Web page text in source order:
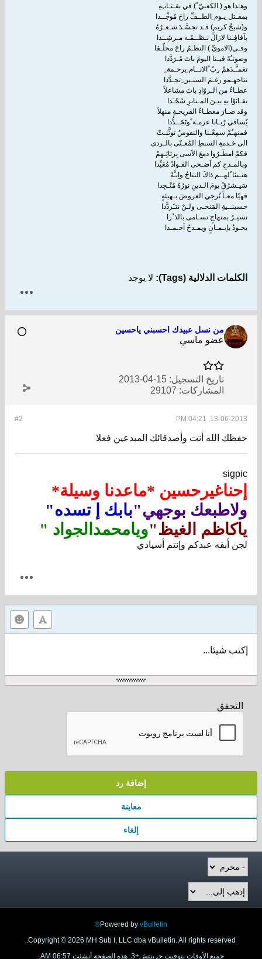
وهـذا هو ( الكعبيّ ُ) في نفـثـاتـِهِ
بمقـتل ِيـوم ِالطــفِّ راحَ مُوجِّــدا
و(شيخُ كريمٍ) قـد تجسَّـدَ شـعـرُهُ
بآفاقِـنا لازالَ نـظــمُـه مـرشِــدا
وفـي(الامويِّ ) النظـمُ راحَ محلّـقا
وصوتـُهُ فيـنا اليومَ باتَ مُـرَدَّدا
تغمـَّـدَهمْ ربّ ُالانــام ِبرحـمة ٍ
نتاجهـمو رغـمَ السنـين ِتجـدَّدا
عطـاءٌ من الـروّادِ باتَ مشاعلاً
تفـانَوْا بهِ بيـنَ المـنابرِ سُجّـَدا
وقد صـارَ معطـاءُ القريحـةِ منهلاً
يُساقي رُبـانا عزمـة ًوتََجَــدُّدا
فمنهـُمْ سمِعْـنا والنفوسُ توثَّبَـتْ
الى خـدمةِ السبطِ المُعـنّى بالـردى
فكمْ امطَـرُوا دمعَ الاَسى بِرثائِـهمْ
وبالمـدحِ كم اَضـحى الفـوادُ مُعَيِّدا
هنـيئا ًلهــم ذاكَ النتاجُ واِنـَّهُ
سَيـشرُقُ يومَ الـدينِ نورُهُ مُنْـجِدا
فهيّا معـاً نُزجي العروضَ بـهيئةٍ
حسينــيةِ المَنحـى ولـنْ نتـَردَّدا
نسيـرُ بمنهاجٍ تسـامى بالذ ُرا
يجـودُ باِيـمـانٍ ويمـدحُ اَحـمـدا
الكلمات الدلالية (Tags): لا يوجد
من نسل عبيدك احسبني ياحسين
عضو ماسي
تاريخ التسجيل: 15-04-2013
المشاركات: 29107
#2 13-06-2013, 04:21 PM
حفظك الله أنت وأصدقائك المبدعين فعلا
sigpic
إحناغيرحسين *ماعدنا وسيلة*
ولاطبعك بوجهي"بابك إ تسده"
ياكاظم الغيظ"ويامحمدالجواد "
لجن أبقه عبدكم وإنتم أسيادي
إكتب شيئا...
التحقق
إضافة رد
معاينة
إلغاء
Powered by vBulletin®
Copyright © 2026 MH Sub I, LLC dba vBulletin. All rights reserved.
جميع الأوقات بتوقيت جرينتش+3. هذه الصفحة أنشئت 06:57 AM.